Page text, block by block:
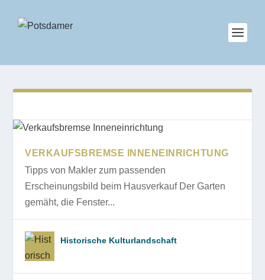
VERKAUFSBREMSE INNENEINRICHTUNG
Tipps von Makler zum passenden
Erscheinungsbild beim Hausverkauf Der Garten
gemäht, die Fenster...
Historische Kulturlandschaft